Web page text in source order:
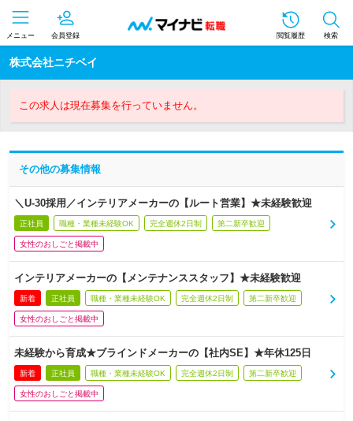
メニュー 会員登録 閲覧履歴 検索
株式会社ニチベイ
この求人は現在募集を行っていません。
その他の募集情報
＼U-30採用／インテリアメーカーの【ルート営業】★未経験歓迎
正社員 職種・業種未経験OK 完全週休2日制 第二新卒歓迎
女性のおしごと掲載中
インテリアメーカーの【メンテナンススタッフ】★未経験歓迎
新着 正社員 職種・業種未経験OK 完全週休2日制 第二新卒歓迎
女性のおしごと掲載中
未経験から育成★ブラインドメーカーの【社内SE】★年休125日
新着 正社員 職種・業種未経験OK 完全週休2日制 第二新卒歓迎
女性のおしごと掲載中